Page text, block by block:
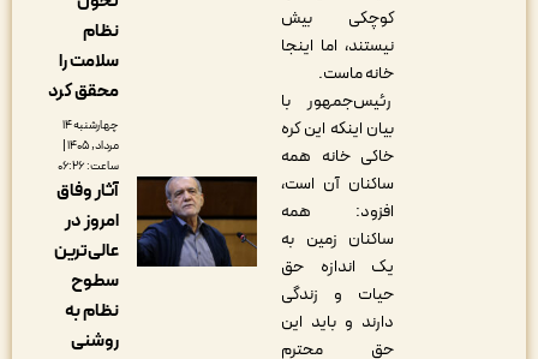
کوچکی بیش
نیستند، اما اینجا
خانه ماست.
رئیس‌جمهور با
بیان اینکه این کره
خاکی خانه همه
ساکنان آن است،
افزود: همه
ساکنان زمین به
یک اندازه حق
حیات و زندگی
دارند و باید این
حق محترم
سلامت را
محقق کرد
چهارشنبه ۱۴
مرداد, ۱۴۰۵ |
آثار وفاق
امروز در
عالی‌ترین
نظام به